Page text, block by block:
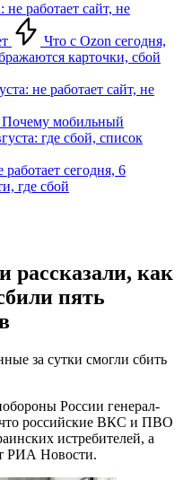
работает сайт, не
Что с Ozon сегодня,
карточки, сбой
не работает сайт, не
Почему мобильный
где сбой, список
сегодня, 6
где сбой
как
пять
за сутки смогли сбить
России генерал-
российские ВКС и ПВО
истребителей, а
РИА Новости.